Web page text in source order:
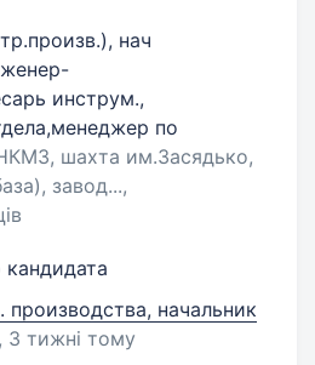
нач
инструм.,
по
шахта им.Засядько,
завод...,
начальник
, 3 тижні тому